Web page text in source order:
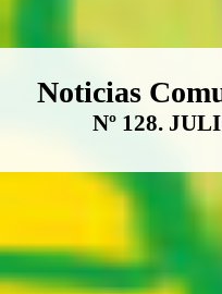
Boletín
Noticias
Nº 128.